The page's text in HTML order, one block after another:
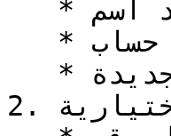
2. التخصيصات الاختيارية: